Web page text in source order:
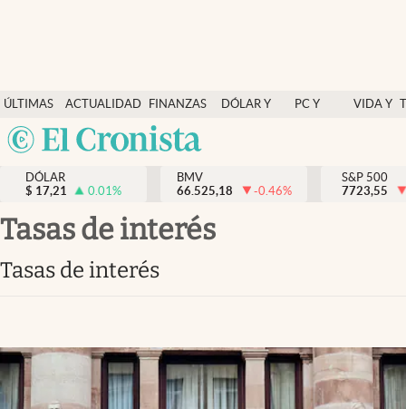
ÚLTIMAS
NOTICIAS
ACTUALIDAD
FINANZAS
Y
ECONOMÍA
DÓLAR Y
PC Y
VIDA Y
México
Actualidad
Finanzas y economía
Dólar y mercados
Opinión
Brand Strategy
Vida y estilo
Tv
DÓLAR
$ 17,21 0.01%
BMV
66.525,18
-0.46%
S&P 500
7723,55
tasas de interés
tasas de interés